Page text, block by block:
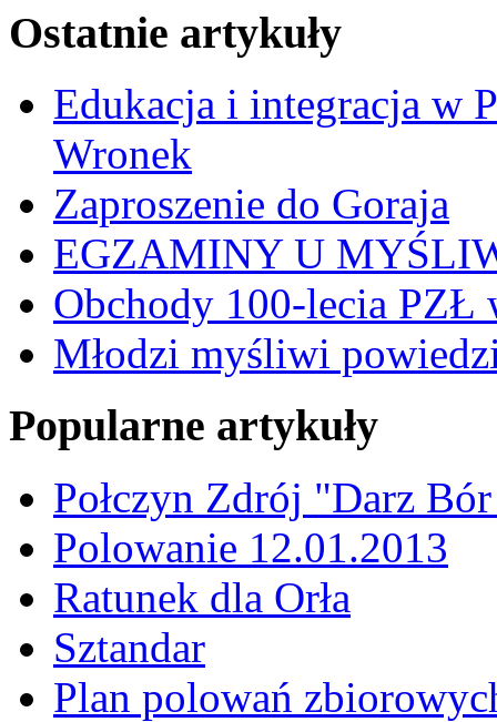
Ostatnie artykuły
Edukacja i integracja w
Wronek
Zaproszenie do Goraja
EGZAMINY U
Obchody 100-lecia PZŁ
Młodzi myśliwi
Popularne artykuły
Połczyn Zdrój "Darz
Polowanie 12.01.2013
Ratunek dla Orła
Sztandar
Plan polowań